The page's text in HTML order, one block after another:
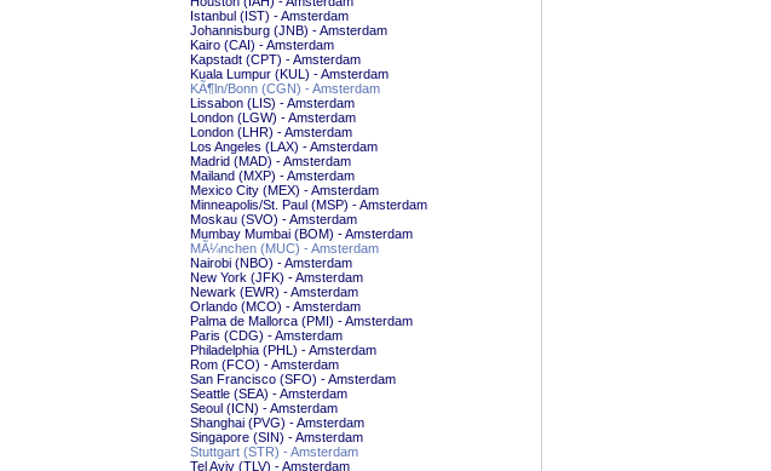
Istanbul (IST) - Amsterdam
Johannisburg (JNB) - Amsterdam
Kairo (CAI) - Amsterdam
Kapstadt (CPT) - Amsterdam
Kuala Lumpur (KUL) - Amsterdam
KÃ¶ln/Bonn (CGN) - Amsterdam
Lissabon (LIS) - Amsterdam
London (LGW) - Amsterdam
London (LHR) - Amsterdam
Los Angeles (LAX) - Amsterdam
Madrid (MAD) - Amsterdam
Mailand (MXP) - Amsterdam
Mexico City (MEX) - Amsterdam
Minneapolis/St. Paul (MSP) - Amsterdam
Moskau (SVO) - Amsterdam
Mumbay Mumbai (BOM) - Amsterdam
MÃ¼nchen (MUC) - Amsterdam
Nairobi (NBO) - Amsterdam
New York (JFK) - Amsterdam
Newark (EWR) - Amsterdam
Orlando (MCO) - Amsterdam
Palma de Mallorca (PMI) - Amsterdam
Paris (CDG) - Amsterdam
Philadelphia (PHL) - Amsterdam
Rom (FCO) - Amsterdam
San Francisco (SFO) - Amsterdam
Seattle (SEA) - Amsterdam
Seoul (ICN) - Amsterdam
Shanghai (PVG) - Amsterdam
Singapore (SIN) - Amsterdam
Stuttgart (STR) - Amsterdam
Tel Aviv (TLV) - Amsterdam